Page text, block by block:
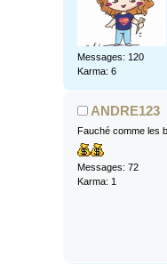
Messages: 120
Karma: 6
ANDRE123
Fauché comme les
Messages: 72
Karma: 1